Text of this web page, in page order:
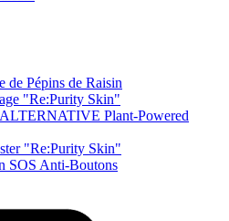
Pépins de Raisin
"Re:Purity Skin"
Plant-Powered
"Re:Purity Skin"
SOS Anti-Boutons